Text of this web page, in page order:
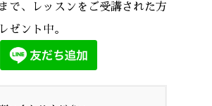
で、レッスンをご受講された方
ゼント中。